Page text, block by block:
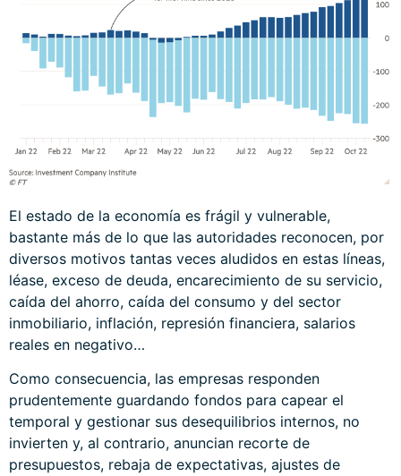
El estado de la economía es frágil y vulnerable,
bastante más de lo que las autoridades reconocen, por
diversos motivos tantas veces aludidos en estas líneas,
léase, exceso de deuda, encarecimiento de su servicio,
caída del ahorro, caída del consumo y del sector
inmobiliario, inflación, represión financiera, salarios
reales en negativo…
Como consecuencia, las empresas responden
prudentemente guardando fondos para capear el
temporal y gestionar sus desequilibrios internos, no
invierten y, al contrario, anuncian recorte de
presupuestos, rebaja de expectativas, ajustes de